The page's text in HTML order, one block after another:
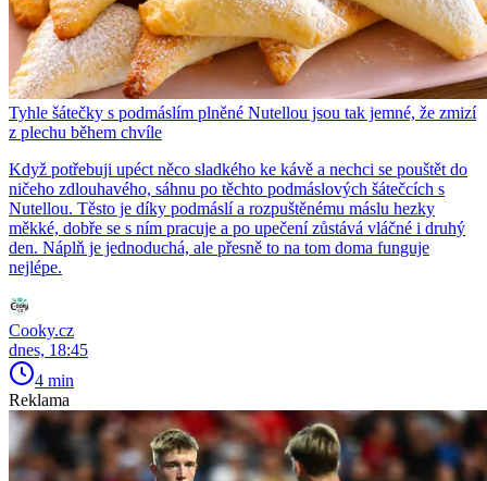
Tyhle šátečky s podmáslím plněné Nutellou jsou tak jemné, že zmizí
z plechu během chvíle
Když potřebuji upéct něco sladkého ke kávě a nechci se pouštět do
ničeho zdlouhavého, sáhnu po těchto podmáslových šátečcích s
Nutellou. Těsto je díky podmáslí a rozpuštěnému máslu hezky
měkké, dobře se s ním pracuje a po upečení zůstává vláčné i druhý
den. Náplň je jednoduchá, ale přesně to na tom doma funguje
nejlépe.
Cooky.cz
dnes, 18:45
4 min
Reklama